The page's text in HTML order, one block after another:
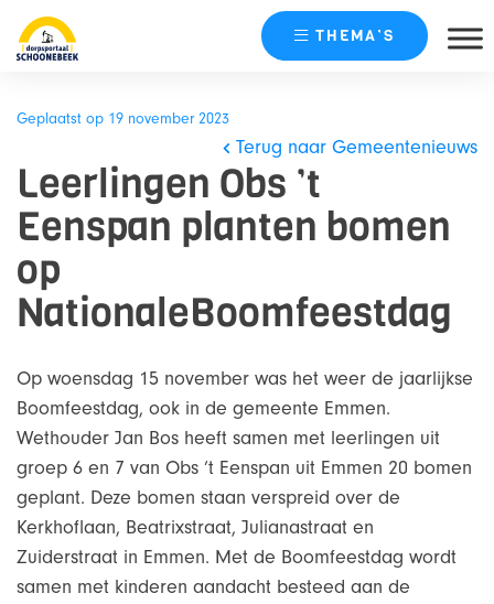
naar
THEMA’S
Geplaatst op 19 november 2023
Terug naar Gemeentenieuws
Leerlingen Obs ’t
Eenspan planten bomen
op
NationaleBoomfeestdag
Op woensdag 15 november was het weer de jaarlijkse
Boomfeestdag, ook in de gemeente Emmen.
Wethouder Jan Bos heeft samen met leerlingen uit
groep 6 en 7 van Obs ’t Eenspan uit Emmen 20 bomen
geplant. Deze bomen staan verspreid over de
Kerkhoflaan, Beatrixstraat, Julianastraat en
Zuiderstraat in Emmen. Met de Boomfeestdag wordt
samen met kinderen aandacht besteed aan de